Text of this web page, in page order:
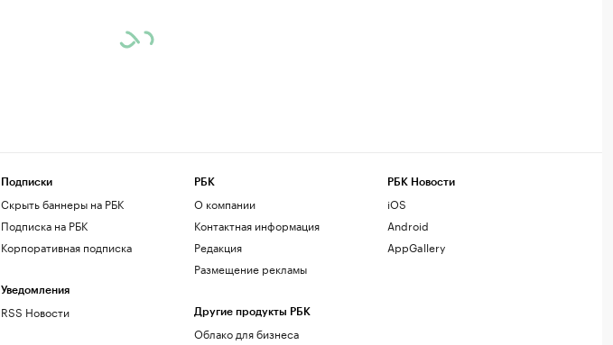
Подписки
Скрыть баннеры на РБК
Подписка на РБК
Корпоративная подписка
Уведомления
RSS Новости
РБК
О компании
Контактная информация
Редакция
Размещение рекламы
Другие продукты РБК
Облако для бизнеса
РБК Новости
iOS
Android
AppGallery